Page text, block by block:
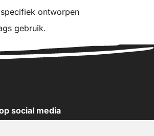
ontworpen
gebruik.
social media